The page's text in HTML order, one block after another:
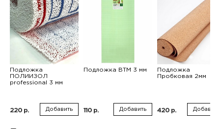
Подложка
ПОЛИИЗОЛ
professional 3 мм
220 р. Добавить
Подложка ВТМ 3 мм
110 р. Добавить
Подложка
Пробковая 2мм
420 р. Добавить